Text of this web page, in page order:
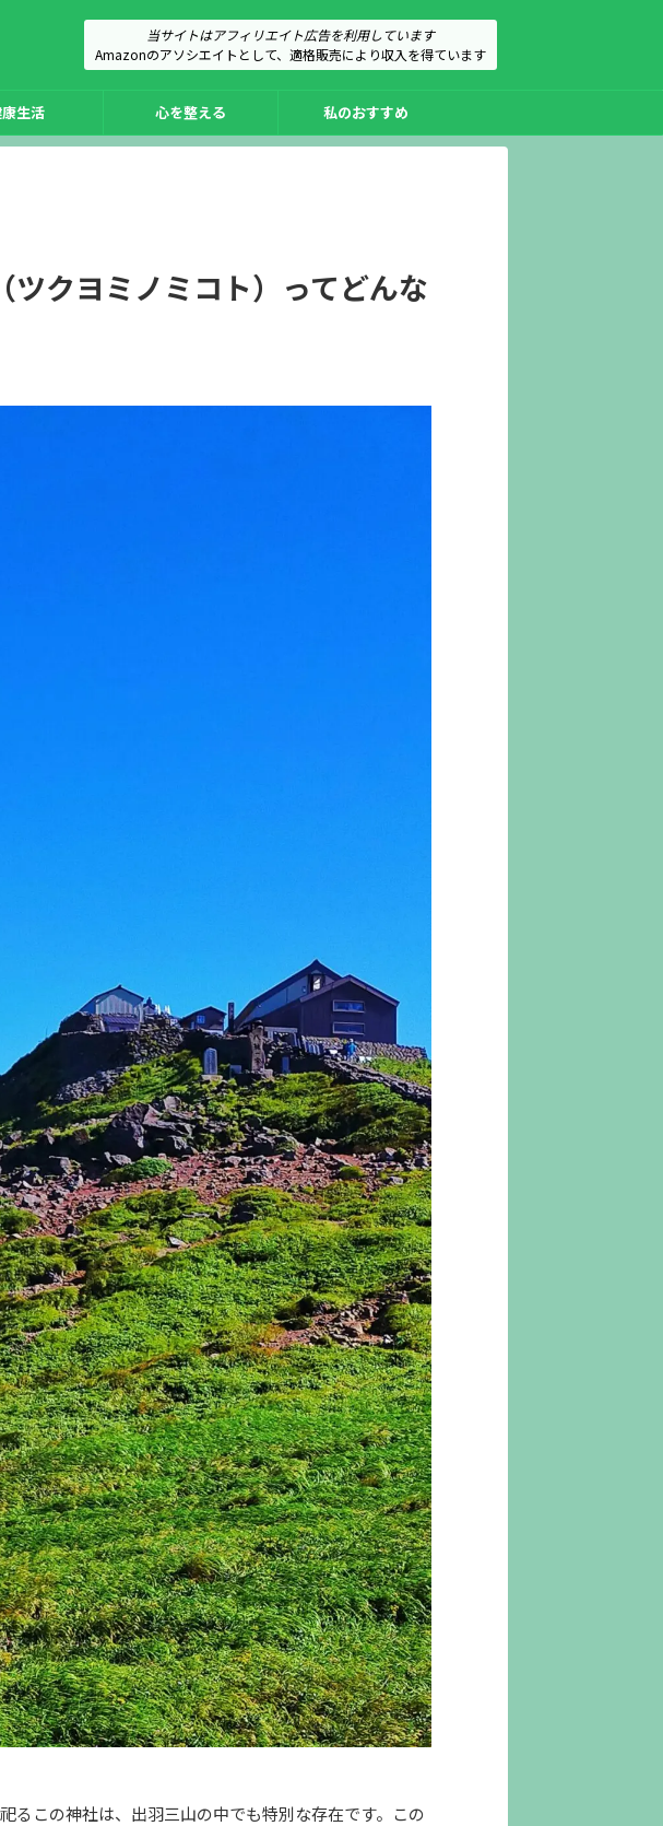
当サイトはアフィリエイト広告を利用しています
Amazonのアソシエイトとして、適格販売により収入を得ています
生活 心を整える 私のおすすめ
クヨミノミコト）ってどんな
るこの神社は、出羽三山の中でも特別な存在です。この